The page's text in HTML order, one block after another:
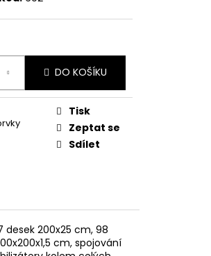
DO KOŠÍKU
Tisk
Zeptat se
Sdílet
desek 200x25 cm, 98
cm, spojování